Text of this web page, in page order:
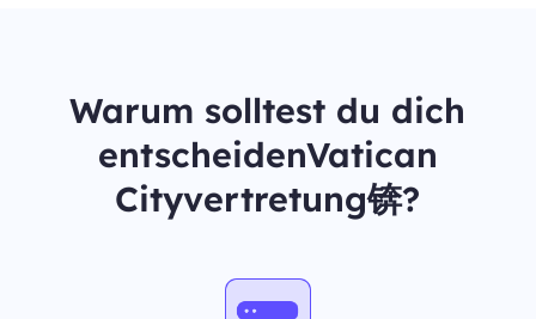
Warum solltest du dich
entscheidenVatican
Cityvertretung锛?